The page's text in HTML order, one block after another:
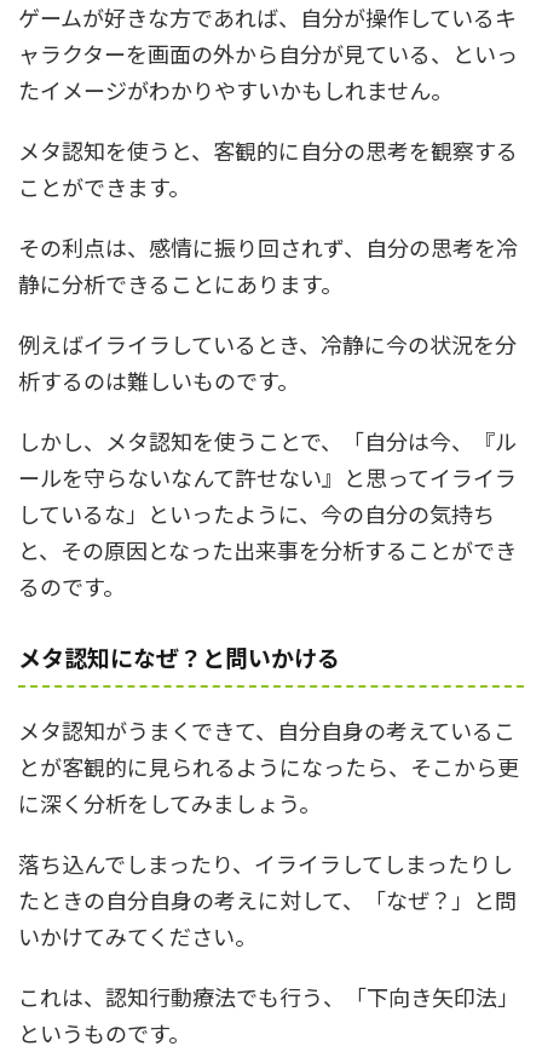
ゲームが好きな方であれば、自分が操作しているキ
ャラクターを画面の外から自分が見ている、といっ
たイメージがわかりやすいかもしれません。
メタ認知を使うと、客観的に自分の思考を観察する
ことができます。
その利点は、感情に振り回されず、自分の思考を冷
静に分析できることにあります。
例えばイライラしているとき、冷静に今の状況を分
析するのは難しいものです。
しかし、メタ認知を使うことで、「自分は今、『ル
ールを守らないなんて許せない』と思ってイライラ
しているな」といったように、今の自分の気持ち
と、その原因となった出来事を分析することができ
るのです。
メタ認知になぜ？と問いかける
メタ認知がうまくできて、自分自身の考えているこ
とが客観的に見られるようになったら、そこから更
に深く分析をしてみましょう。
落ち込んでしまったり、イライラしてしまったりし
たときの自分自身の考えに対して、「なぜ？」と問
いかけてみてください。
これは、認知行動療法でも行う、「下向き矢印法」
というものです。